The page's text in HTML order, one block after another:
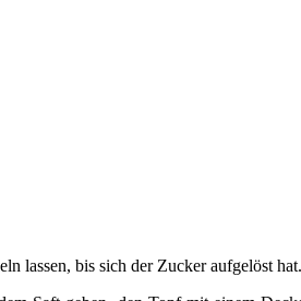
lassen, bis sich der Zucker aufgelöst hat.